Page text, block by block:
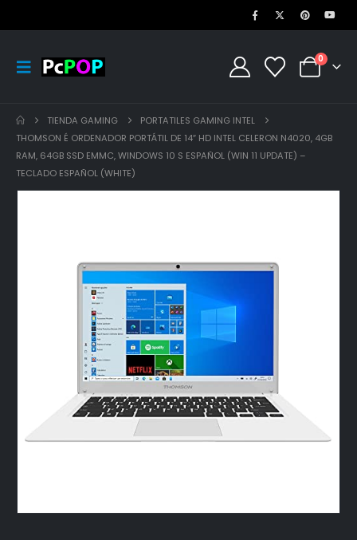
0
TIENDA GAMING
PORTATILES GAMING INTEL
THOMSON É ORDENADOR PORTÁTIL DE 14″ HD INTEL CELERON N4020, 4GB
RAM, 64GB SSD EMMC, WINDOWS 10 S ESPAÑOL (WIN 11 UPDATE) –
TECLADO ESPAÑOL (WHITE)